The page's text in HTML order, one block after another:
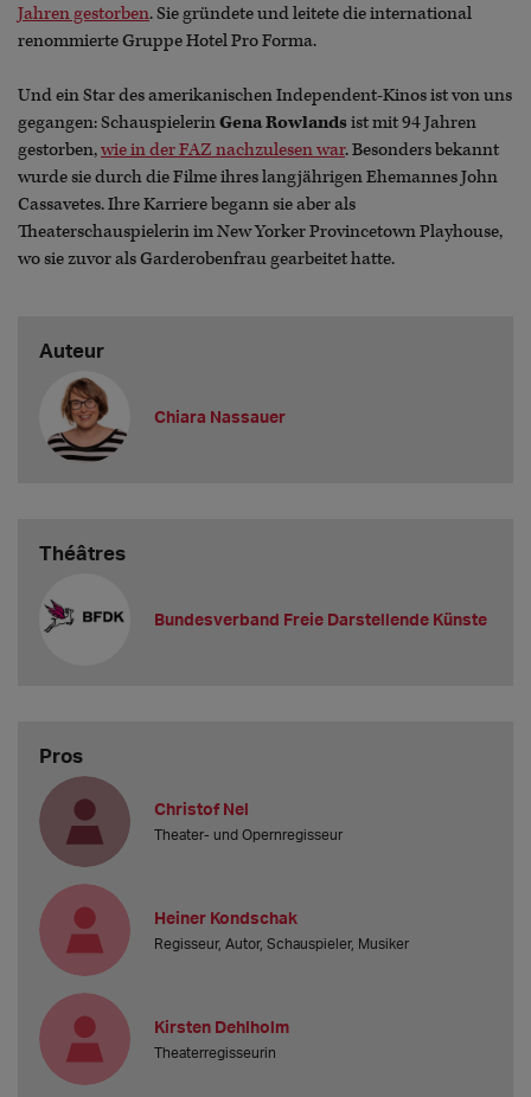
Jahren gestorben. Sie gründete und leitete die international
renommierte Gruppe Hotel Pro Forma.
Und ein Star des amerikanischen Independent-Kinos ist von uns
gegangen: SchauspielerinGena Rowlandsist mit 94 Jahren
gestorben,wie in der FAZ nachzulesen war. Besonders bekannt
wurde sie durch die Filme ihres langjährigen Ehemannes John
Cassavetes. Ihre Karriere begann sie aber als
Theaterschauspielerin im New Yorker Provincetown Playhouse,
wo sie zuvor als Garderobenfrau gearbeitet hatte.
Auteur
Chiara Nassauer
Théâtres
Bundesverband Freie Darstellende Künste
Pros
Christof Nel
Theater- und Opernregisseur
Heiner Kondschak
Regisseur, Autor, Schauspieler, Musiker
Kirsten Dehlholm
Theaterregisseurin